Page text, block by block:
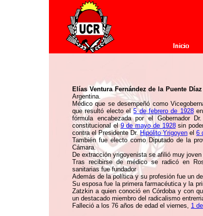
Elías Ventura Fernández de la Puente Díaz
Argentina.
Médico que se desempeñó como
que resultó electo el5 de febrero de 1928en
fórmula encabezada por el Gobernador Dr.
constitucional el9 de mayo de 1928sin
contra el Presidente Dr.Hipólito Yrigoyen el 6
También fue electo como Diputado de la
Cámara.
De extracción yrigoyenista se afilió muy
Tras recibirse de médico se radicó en
sanitarias fue fundador
Además de la política y su profesión fue un
Su esposa fue la primera farmacéutica y la
Zatzkin a quien conoció en Córdoba y con
un destacado miembro del radicalismo
Falleció a los 76 años de edad el viernes, 1